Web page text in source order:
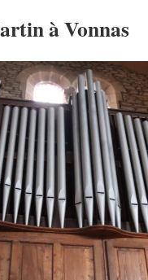
à Vonnas